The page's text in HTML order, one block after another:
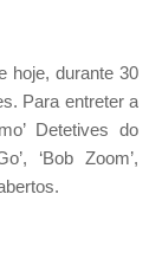
hoje, durante 30
Para entreter a
Detetives do
‘Bob Zoom’,